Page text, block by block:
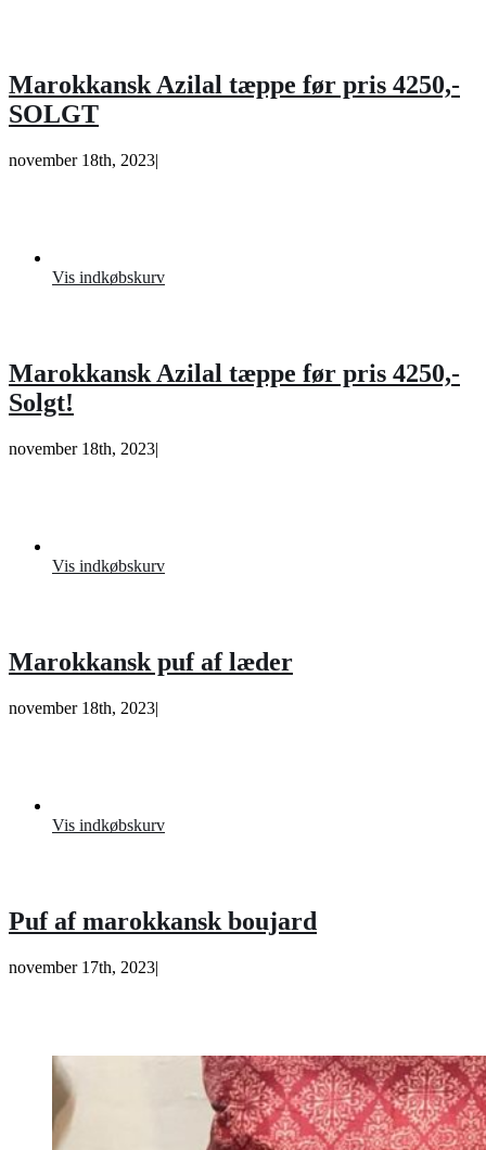
Marokkansk Azilal tæppe før pris 4250,-
SOLGT
november 18th, 2023|
Vis indkøbskurv
Marokkansk Azilal tæppe før pris 4250,-
Solgt!
november 18th, 2023|
Vis indkøbskurv
Marokkansk puf af læder
november 18th, 2023|
Vis indkøbskurv
Puf af marokkansk boujard
november 17th, 2023|